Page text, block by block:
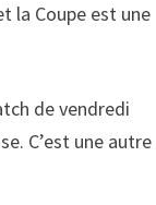
la Coupe est une
de vendredi
C’est une autre